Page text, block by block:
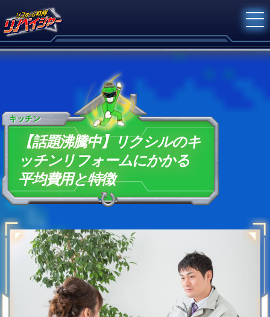
キッチン
【話題沸騰中】リクシルのキ
ッチンリフォームにかかる
平均費用と特徴